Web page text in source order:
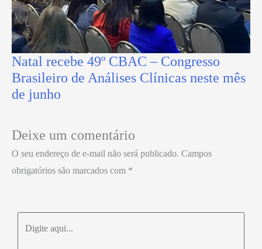
Natal recebe 49º CBAC – Congresso
Brasileiro de Análises Clínicas neste mês
de junho
Deixe um comentário
O seu endereço de e-mail não será publicado. Campos
obrigatórios são marcados com *